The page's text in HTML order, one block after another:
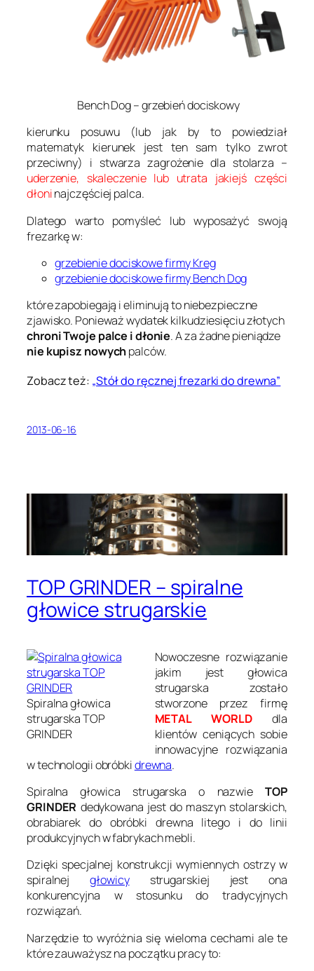
Bench Dog – grzebień dociskowy
kierunku posuwu (lub jak by to powiedział
matematyk kierunek jest ten sam tylko zwrot
przeciwny) i stwarza zagrożenie dla stolarza –
uderzenie, skaleczenie lub utrata jakiejś części
dłoninajczęściej palca.
Dlatego warto pomyśleć lub wyposażyć swoją
frezarkę w:
grzebienie dociskowe firmy Kreg
grzebienie dociskowe firmy Bench Dog
które zapobiegają i eliminują to niebezpieczne
zjawisko. Ponieważ wydatek kilkudziesięciu złotych
chroni Twoje palce i dłonie. A za żadne pieniądze
nie kupisz nowychpalców.
Zobacz też: „Stół do ręcznej frezarki do drewna”
2013-06-16
TOP GRINDER – spiralne
głowice strugarskie
Spiralna głowica
strugarska TOP
GRINDER
Nowoczesne rozwiązanie
jakim jest głowica
strugarska zostało
stworzone przez firmę
METAL WORLDdla
klientów ceniących sobie
innowacyjne rozwiązania
w technologii obróbkidrewna.
Spiralna głowica strugarska o nazwieTOP
GRINDER dedykowana jest do maszyn stolarskich,
obrabiarek do obróbki drewna litego i do linii
produkcyjnych w fabrykach mebli.
Dzięki specjalnej konstrukcji wymiennych ostrzy w
spiralnejgłowicystrugarskiej jest ona
konkurencyjna w stosunku do tradycyjnych
rozwiązań.
Narzędzie to wyróżnia się wieloma cechami ale te
które zauważysz na początku pracy to: